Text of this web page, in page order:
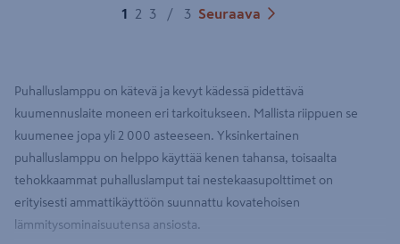
1 2 3 / 3 Seuraava
Puhalluslamppu on kätevä ja kevyt kädessä pidettävä
kuumennuslaite moneen eri tarkoitukseen. Mallista riippuen se
kuumenee jopa yli 2 000 asteeseen. Yksinkertainen
puhalluslamppu on helppo käyttää kenen tahansa, toisaalta
tehokkaammat puhalluslamput tai nestekaasupolttimet on
erityisesti ammattikäyttöön suunnattu kovatehoisen
lämmitysominaisuutensa ansiosta.